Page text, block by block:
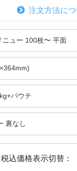
注文方法に
ニュー 100枚〜 平面
パウチ
裏なし
税込価格表示切替：